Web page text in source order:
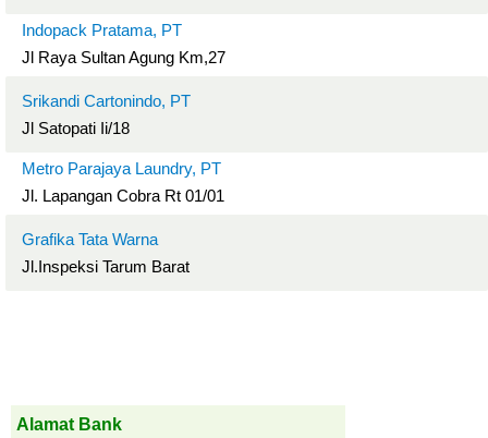
Indopack Pratama, PT
Jl Raya Sultan Agung Km,27
Srikandi Cartonindo, PT
Jl Satopati Ii/18
Metro Parajaya Laundry, PT
Jl. Lapangan Cobra Rt 01/01
Grafika Tata Warna
Jl.Inspeksi Tarum Barat
Alamat Bank